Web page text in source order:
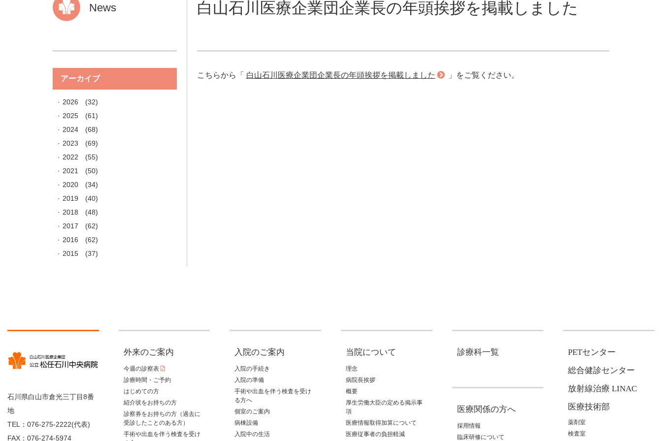
News
アーカイブ
2026
(32)
2025
(61)
2024
(68)
2023
(69)
2022
(55)
2021
(50)
2020
(34)
2019
(40)
2018
(48)
2017
(62)
2016
(62)
2015
(37)
白山石川医療企業団企業長の年頭挨拶を掲載しました
こちらから「 白山石川医療企業団企業長の年頭挨拶を掲載しました 」をご覧ください。
石川県白山市倉光三丁目8番
地
TEL：076-275-2222(代表)
FAX：076-274-5974
外来のご案内
今週の診察表
診療時間・ご予約
はじめての方
紹介状をお持ちの方
診察券をお持ちの方（過去に
受診したことのある方）
手術や出血を伴う検査を受け
入院のご案内
入院の手続き
入院の準備
手術や出血を伴う検査を受け
る方へ
個室のご案内
病棟設備
入院中の生活
当院について
理念
病院長挨拶
概要
厚生労働大臣の定める掲示事
項
医療情報取得加算について
医療従事者の負担軽減
診療科一覧
医療関係の方へ
採用情報
臨床研修について
PETセンター
総合健診センター
放射線治療 LINAC
医療技術部
薬剤室
検査室